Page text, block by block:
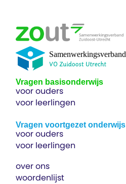
Vragen basisonderwijs
voor ouders
voor leerlingen
Vragen voortgezet onderwijs
voor ouders
voor leerlingen
over ons
woordenlijst